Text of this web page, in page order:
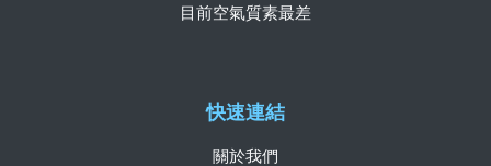
快速連結
關於我們
目前空氣質素最差